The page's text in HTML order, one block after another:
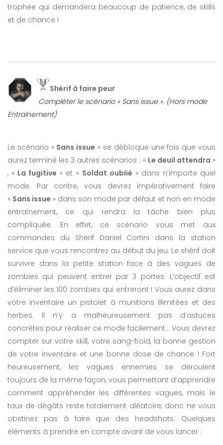
trophée qui demandera beaucoup de patience, de skills
et de chance !
Shérif à faire peur
Compléter le scénario « Sans issue ». (Hors mode
Entraînement)
Le scénario « Sans issue » se débloque une fois que vous
aurez terminé les 3 autres scénarios : « Le deuil attendra »
, « La fugitive » et « Soldat oublié » dans n’importe quel
mode. Par contre, vous devrez impérativement faire
« Sans issue » dans son mode par défaut et non en mode
entraînement, ce qui rendra la tâche bien plus
compliquée. En effet, ce scénario vous met aux
commandes du Shérif Daniel Cortini dans la station
service que vous rencontrez au début du jeu. Le shérif doit
survivre dans la petite station face à des vagues de
zombies qui peuvent entrer par 3 portes. L’objectif est
d’éliminer les 100 zombies qui entreront ! Vous aurez dans
votre inventaire un pistolet à munitions illimitées et des
herbes. Il n’y a malheureusement pas d’astuces
concrètes pour réaliser ce mode facilement… Vous devrez
compter sur votre skill, votre sang-froid, la bonne gestion
de votre inventaire et une bonne dose de chance ! Fort
heureusement, les vagues ennemies se déroulent
toujours de la même façon, vous permettant d’apprendre
comment appréhender les différentes vagues, mais le
taux de dégâts reste totalement aléatoire, donc ne vous
obstinez pas à faire que des headshots. Quelques
éléments à prendre en compte avant de vous lancer :